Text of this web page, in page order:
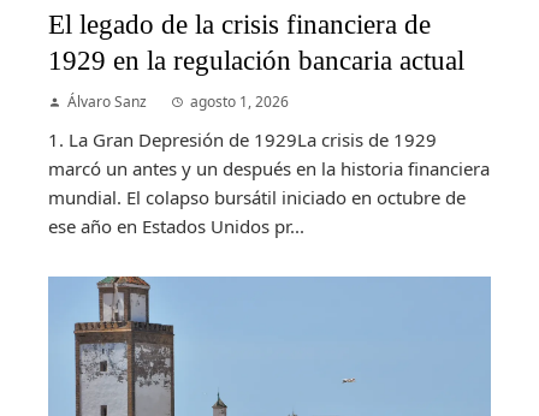
El legado de la crisis financiera de
1929 en la regulación bancaria actual
Álvaro Sanz agosto 1, 2026
1. La Gran Depresión de 1929La crisis de 1929
marcó un antes y un después en la historia financiera
mundial. El colapso bursátil iniciado en octubre de
ese año en Estados Unidos pr...